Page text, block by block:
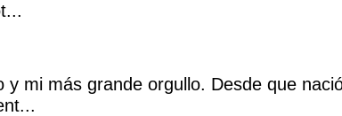
mi más grande orgullo. Desde que